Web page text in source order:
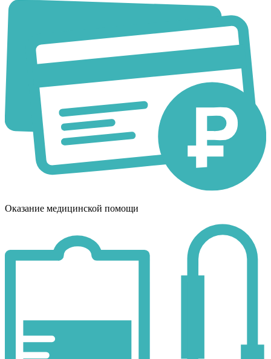
Оказание медицинской помощи